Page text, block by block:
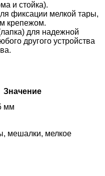
и стойка).
фиксации мелкой тары,
крепежом.
для надежной
другого устройства
Значение
мм
мешалки, мелкое